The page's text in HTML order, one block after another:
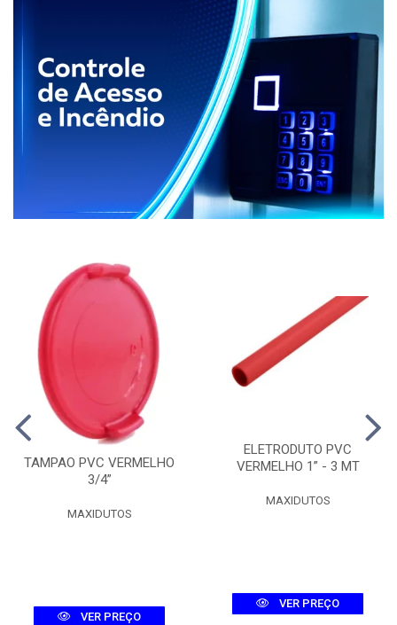
TAMPAO PVC VERMELHO
3/4”
MAXIDUTOS
VER PREÇO
ELETRODUTO PVC
VERMELHO 1” - 3 MT
MAXIDUTOS
VER PREÇO